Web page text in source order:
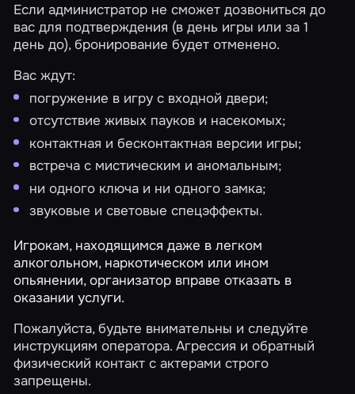
Если администратор не сможет дозвониться до
вас для подтверждения (в день игры или за 1
день до), бронирование будет отменено.
Вас ждут:
погружение в игру с входной двери;
отсутствие живых пауков и насекомых;
контактная и бесконтактная версии игры;
встреча с мистическим и аномальным;
ни одного ключа и ни одного замка;
звуковые и световые спецэффекты.
Игрокам, находящимся даже в легком
алкогольном, наркотическом или ином
опьянении, организатор вправе отказать в
оказании услуги.
Пожалуйста, будьте внимательны и следуйте
инструкциям оператора. Агрессия и обратный
физический контакт с актерами строго
запрещены.